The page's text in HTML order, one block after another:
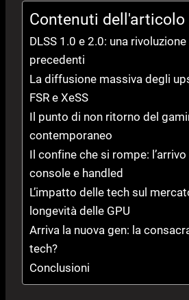
Contenuti dell'articolo
DLSS 1.0 e 2.0: una
precedenti
La diffusione massiva degli
FSR e XeSS
Il punto di non ritorno del
contemporaneo
Il confine che si rompe:
console e handled
L’impatto delle tech sul
longevità delle GPU
Arriva la nuova gen: la
tech?
Conclusioni